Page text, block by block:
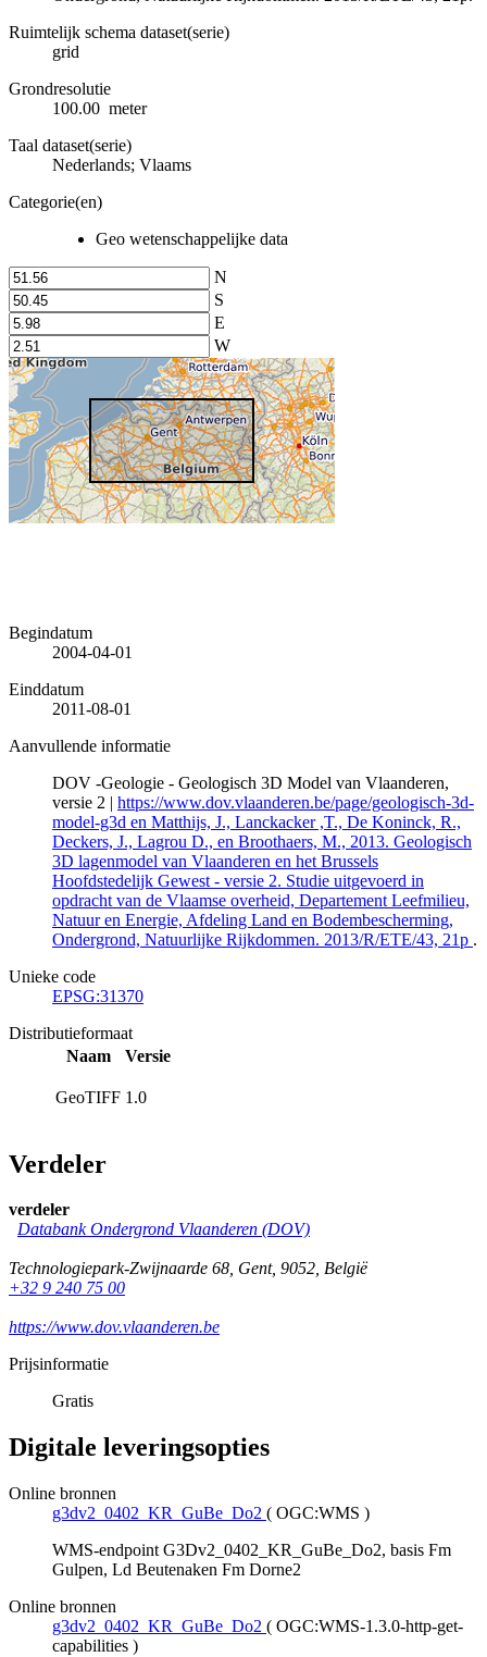
Ruimtelijk schema dataset(serie)
grid
Grondresolutie
100.00 meter
Taal dataset(serie)
Nederlands; Vlaams
Categorie(en)
Geo wetenschappelijke data
N
S
E
W
Begindatum
2004-04-01
Einddatum
2011-08-01
Aanvullende informatie
DOV -Geologie - Geologisch 3D Model van Vlaanderen,
versie 2 | https://www.dov.vlaanderen.be/page/geologisch-3d-
model-g3d en Matthijs, J., Lanckacker ,T., De Koninck, R.,
Deckers, J., Lagrou D., en Broothaers, M., 2013. Geologisch
3D lagenmodel van Vlaanderen en het Brussels
Hoofdstedelijk Gewest - versie 2. Studie uitgevoerd in
opdracht van de Vlaamse overheid, Departement Leefmilieu,
Natuur en Energie, Afdeling Land en Bodembescherming,
Ondergrond, Natuurlijke Rijkdommen. 2013/R/ETE/43, 21p .
Unieke code
EPSG:31370
Distributieformaat
Naam
Versie
GeoTIFF 1.0
Verdeler
verdeler
Databank Ondergrond Vlaanderen (DOV)
Technologiepark-Zwijnaarde 68, Gent, 9052, België
+32 9 240 75 00
https://www.dov.vlaanderen.be
Prijsinformatie
Gratis
Digitale leveringsopties
Online bronnen
g3dv2_0402_KR_GuBe_Do2 ( OGC:WMS )
WMS-endpoint G3Dv2_0402_KR_GuBe_Do2, basis Fm
Gulpen, Ld Beutenaken Fm Dorne2
Online bronnen
g3dv2_0402_KR_GuBe_Do2 ( OGC:WMS-1.3.0-http-get-
capabilities )